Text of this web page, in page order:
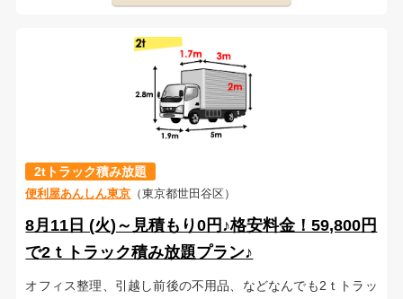
2tトラック積み放題
便利屋あんしん東京 （東京都世田谷区）
8月11日 (火)～見積もり0円♪格安料金！59,800円
で2ｔトラック積み放題プラン♪
オフィス整理、引越し前後の不用品、などなんでも2ｔトラッ